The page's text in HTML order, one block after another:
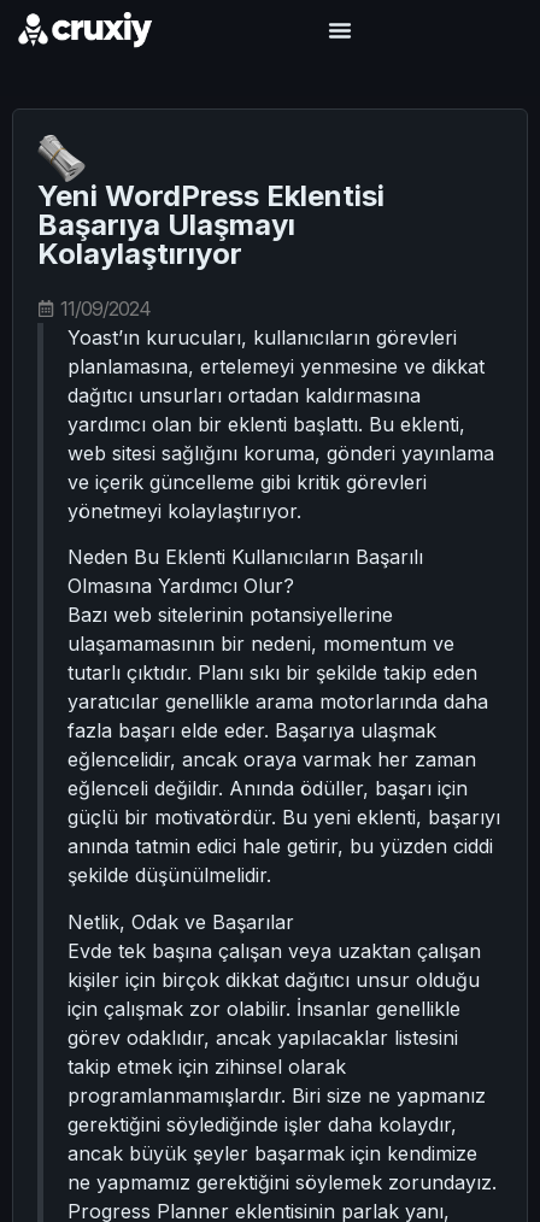
Yeni WordPress Eklentisi
Başarıya Ulaşmayı
Kolaylaştırıyor
11/09/2024
Yoast’ın kurucuları, kullanıcıların görevleri
planlamasına, ertelemeyi yenmesine ve dikkat
dağıtıcı unsurları ortadan kaldırmasına
yardımcı olan bir eklenti başlattı. Bu eklenti,
web sitesi sağlığını koruma, gönderi yayınlama
ve içerik güncelleme gibi kritik görevleri
yönetmeyi kolaylaştırıyor.
Neden Bu Eklenti Kullanıcıların Başarılı
Olmasına Yardımcı Olur?
Bazı web sitelerinin potansiyellerine
ulaşamamasının bir nedeni, momentum ve
tutarlı çıktıdır. Planı sıkı bir şekilde takip eden
yaratıcılar genellikle arama motorlarında daha
fazla başarı elde eder. Başarıya ulaşmak
eğlencelidir, ancak oraya varmak her zaman
eğlenceli değildir. Anında ödüller, başarı için
güçlü bir motivatördür. Bu yeni eklenti, başarıyı
anında tatmin edici hale getirir, bu yüzden ciddi
şekilde düşünülmelidir.
Netlik, Odak ve Başarılar
Evde tek başına çalışan veya uzaktan çalışan
kişiler için birçok dikkat dağıtıcı unsur olduğu
için çalışmak zor olabilir. İnsanlar genellikle
görev odaklıdır, ancak yapılacaklar listesini
takip etmek için zihinsel olarak
programlanmamışlardır. Biri size ne yapmanız
gerektiğini söylediğinde işler daha kolaydır,
ancak büyük şeyler başarmak için kendimize
ne yapmamız gerektiğini söylemek zorundayız.
Progress Planner eklentisinin parlak yanı,